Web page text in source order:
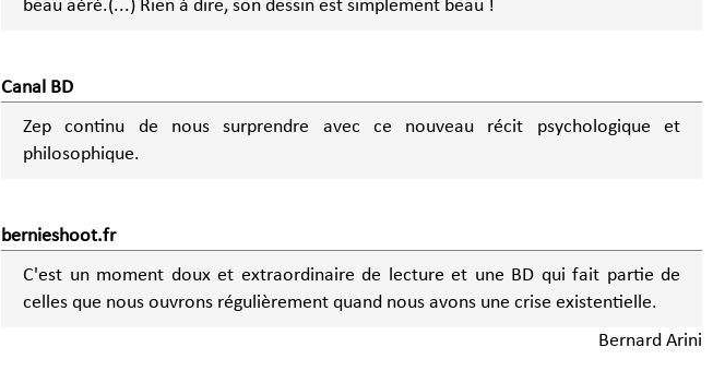
beau aéré.(...) Rien à dire, son dessin est simplement beau !
Canal BD
Zep continu de nous surprendre avec ce nouveau récit psychologique et
philosophique.
bernieshoot.fr
C'est un moment doux et extraordinaire de lecture et une BD qui fait partie de
celles que nous ouvrons régulièrement quand nous avons une crise existentielle.
Bernard Arini